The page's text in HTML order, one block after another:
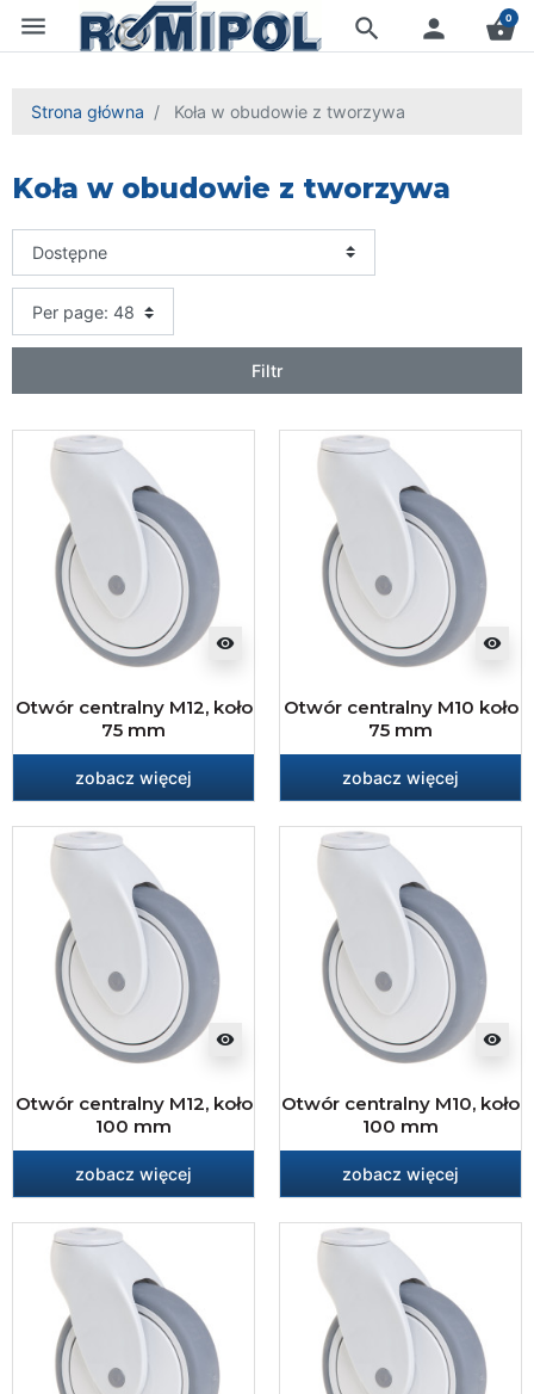
menu search person shopping_basket
0
Strona główna Koła w obudowie z tworzywa
Koła w obudowie z tworzywa
Filtr
visibility
Otwór centralny M12, koło
75 mm
zobacz więcej
visibility
Otwór centralny M10 koło
75 mm
zobacz więcej
visibility
Otwór centralny M12, koło
100 mm
zobacz więcej
visibility
Otwór centralny M10, koło
100 mm
zobacz więcej